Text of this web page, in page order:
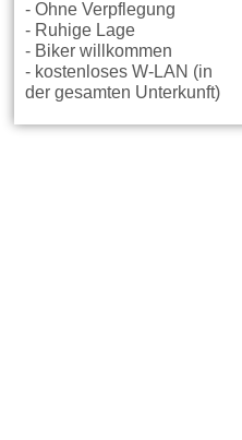
- Ohne Verpflegung
- Ruhige Lage
- Biker willkommen
- kostenloses W-LAN (in
der gesamten Unterkunft)